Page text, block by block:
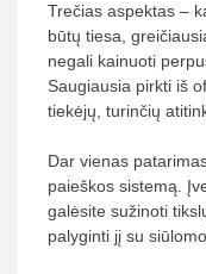
Trečias aspektas –
būtų tiesa,
negali kainuoti
Saugiausia pirkti iš
tiekėjų, turinčių
Dar vienas
paieškos sistemą.
galėsite sužinoti
palyginti jį su